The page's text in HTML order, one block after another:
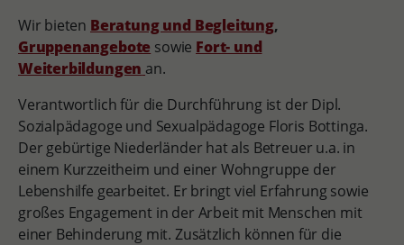
Wir bieten Beratung und Begleitung,
Gruppenangebote sowie Fort- und
Weiterbildungen an.
Verantwortlich für die Durchführung ist der Dipl.
Sozialpädagoge und Sexualpädagoge Floris Bottinga.
Der gebürtige Niederländer hat als Betreuer u.a. in
einem Kurzzeitheim und einer Wohngruppe der
Lebenshilfe gearbeitet. Er bringt viel Erfahrung sowie
großes Engagement in der Arbeit mit Menschen mit
einer Behinderung mit. Zusätzlich können für die